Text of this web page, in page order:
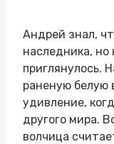
Андрей знал,
наследника, но
приглянулось.
раненую белую
удивление,
другого мира.
волчица